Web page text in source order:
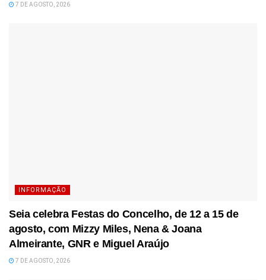
7 DE AGOSTO, 2026
INFORMAÇÃO
Seia celebra Festas do Concelho, de 12 a 15 de
agosto, com Mizzy Miles, Nena & Joana
Almeirante, GNR e Miguel Araújo
7 DE AGOSTO, 2026